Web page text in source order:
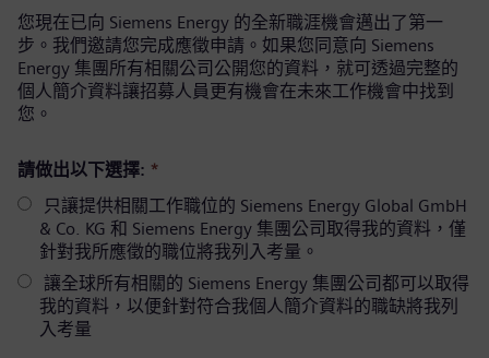
您現在已向 Siemens Energy 的全新職涯機會邁出了第一
步。我們邀請您完成應徵申請。如果您同意向 Siemens
Energy 集團所有相關公司公開您的資料，就可透過完整的
個人簡介資料讓招募人員更有機會在未來工作機會中找到
您。
請做出以下選擇: *
只讓提供相關工作職位的 Siemens Energy Global GmbH
& Co. KG 和 Siemens Energy 集團公司取得我的資料，僅
針對我所應徵的職位將我列入考量。
讓全球所有相關的 Siemens Energy 集團公司都可以取得
我的資料，以便針對符合我個人簡介資料的職缺將我列
入考量